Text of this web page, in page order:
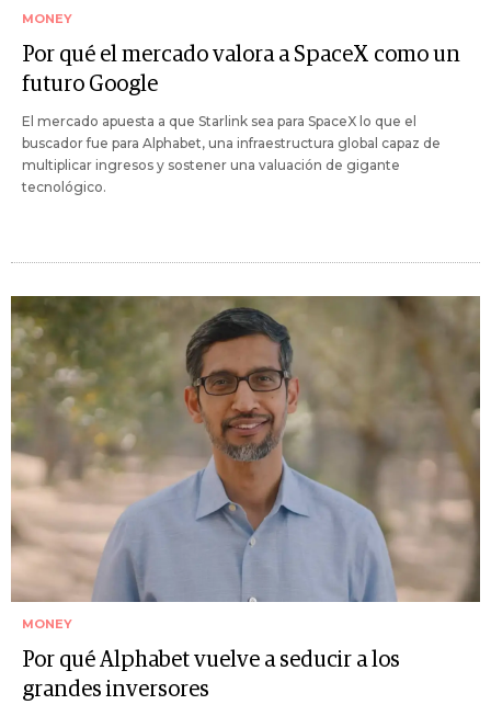
MONEY
Por qué el mercado valora a SpaceX como un
futuro Google
El mercado apuesta a que Starlink sea para SpaceX lo que el
buscador fue para Alphabet, una infraestructura global capaz de
multiplicar ingresos y sostener una valuación de gigante
tecnológico.
MONEY
Por qué Alphabet vuelve a seducir a los
grandes inversores